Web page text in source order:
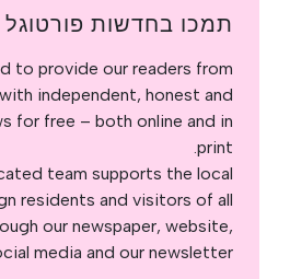
תמכו בחדשות פורטוגל
to provide our readers from
independent, honest and
for free – both online and in
print.
team supports the local
residents and visitors of all
our newspaper, website,
media and our newsletter.